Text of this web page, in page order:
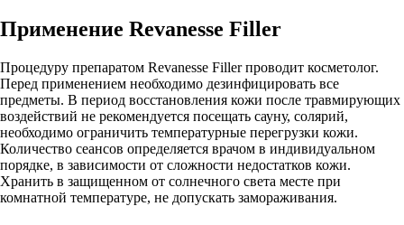
Применение Revanesse Filler
Процедуру препаратом Revanesse Filler проводит косметолог.
Перед применением необходимо дезинфицировать все
предметы. В период восстановления кожи после травмирующих
воздействий не рекомендуется посещать сауну, солярий,
необходимо ограничить температурные перегрузки кожи.
Количество сеансов определяется врачом в индивидуальном
порядке, в зависимости от сложности недостатков кожи.
Хранить в защищенном от солнечного света месте при
комнатной температуре, не допускать замораживания.